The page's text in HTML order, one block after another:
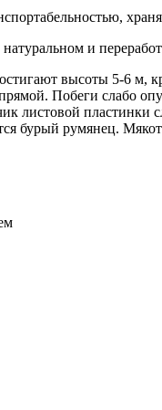
и
высоты 5-6 м,
Побеги слабо
листовой пластинки
бурый румянец.